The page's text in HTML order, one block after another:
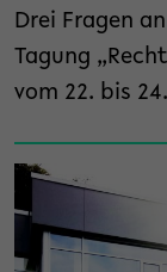
Drei Fragen
Tagung
vom 22. bis